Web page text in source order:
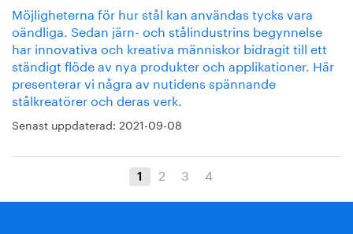
Möjligheterna för hur stål kan användas tycks vara
oändliga. Sedan järn- och stålindustrins begynnelse
har innovativa och kreativa människor bidragit till ett
ständigt flöde av nya produkter och applikationer. Här
presenterar vi några av nutidens spännande
stålkreatörer och deras verk.
Senast uppdaterad: 2021-09-08
1 2 3 4